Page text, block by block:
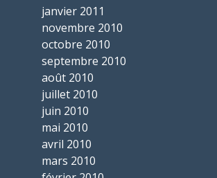
janvier 2011
novembre 2010
octobre 2010
septembre 2010
août 2010
juillet 2010
juin 2010
mai 2010
avril 2010
mars 2010